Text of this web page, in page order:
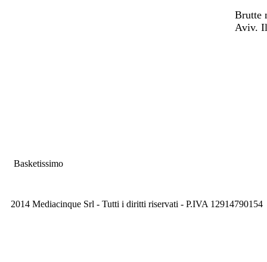
Brutte
Aviv. Il
Basketissimo
2014 Mediacinque Srl - Tutti i diritti riservati - P.IVA 12914790154